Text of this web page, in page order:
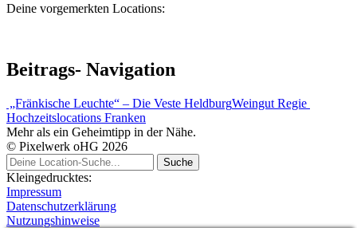
Deine vorgemerkten Locations:
Beitrags- Navigation
„Fränkische Leuchte“ – Die Veste HeldburgWeingut Regie
Hochzeitslocations Franken
Mehr als ein Geheimtipp in der Nähe.
© Pixelwerk oHG 2026
Kleingedrucktes:
Impressum
Datenschutzerklärung
Nutzungshinweise